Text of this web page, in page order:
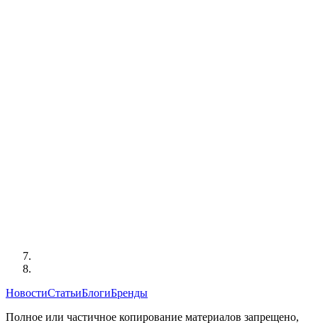
НовостиСтатьиБлогиБренды
Полное или частичное копирование материалов запрещено,